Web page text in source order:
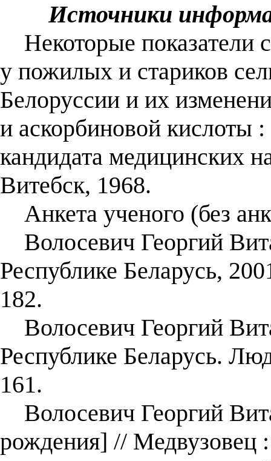
Источники
Некоторые показатели
у пожилых и стариков
Белоруссии и их
и аскорбиновой кислоты
кандидата медицинских
Витебск, 1968.
Анкета ученого (без
Волосевич Георгий
Республике Беларусь,
182.
Волосевич Георгий
Республике Беларусь.
161.
Волосевич Георгий
рождения] // Медвузовец :